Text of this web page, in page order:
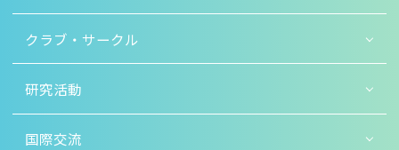
クラブ・サークル
研究活動
国際交流